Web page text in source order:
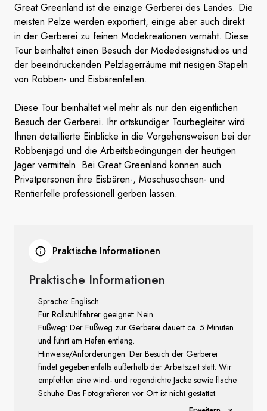
Great Greenland ist die einzige Gerberei des Landes. Die
meisten Pelze werden exportiert, einige aber auch direkt
in der Gerberei zu feinen Modekreationen vernäht. Diese
Tour beinhaltet einen Besuch der Modedesignstudios und
der beeindruckenden Pelzlagerräume mit riesigen Stapeln
von Robben- und Eisbärenfellen.
Diese Tour beinhaltet viel mehr als nur den eigentlichen
Besuch der Gerberei. Ihr ortskundiger Tourbegleiter wird
Ihnen detaillierte Einblicke in die Vorgehensweisen bei der
Robbenjagd und die Arbeitsbedingungen der heutigen
Jäger vermitteln. Bei Great Greenland können auch
Privatpersonen ihre Eisbären-, Moschusochsen- und
Rentierfelle professionell gerben lassen.
Praktische Informationen
Praktische Informationen
Sprache: Englisch
Für Rollstuhlfahrer geeignet: Nein.
Fußweg: Der Fußweg zur Gerberei dauert ca. 5 Minuten
und führt am Hafen entlang.
Hinweise/Anforderungen: Der Besuch der Gerberei
findet gegebenenfalls außerhalb der Arbeitszeit statt. Wir
empfehlen eine wind- und regendichte Jacke sowie flache
Schuhe. Das Fotografieren vor Ort ist nicht gestattet.